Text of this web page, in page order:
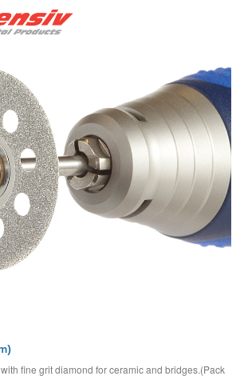
fine grit diamond for ceramic and bridges.(Pack